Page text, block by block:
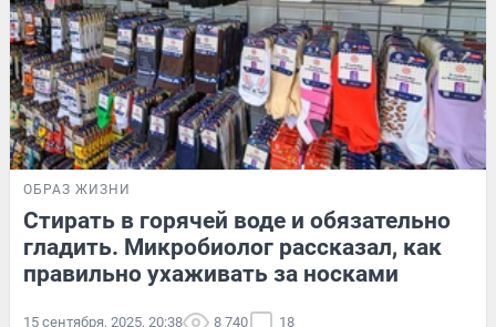
ОБРАЗ ЖИЗНИ
Стирать в горячей воде и обязательно
гладить. Микробиолог рассказал, как
правильно ухаживать за носками
15 сентября, 2025, 20:38 8 740 18